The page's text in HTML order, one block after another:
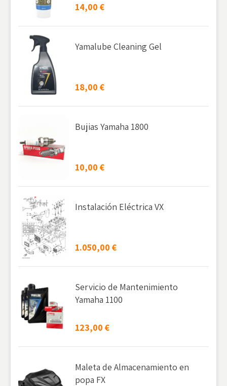
14,00€
Yamalube Cleaning Gel
18,00€
Bujias Yamaha 1800
10,00€
Instalación Eléctrica VX
1.050,00€
Servicio de Mantenimiento
Yamaha 1100
123,00€
Maleta de Almacenamiento en
popa FX